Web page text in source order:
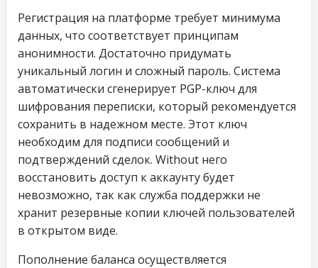
Регистрация на платформе требует минимума
данных, что соответствует принципам
анонимности. Достаточно придумать
уникальный логин и сложный пароль. Система
автоматически сгенерирует PGP-ключ для
шифрования переписки, который рекомендуется
сохранить в надежном месте. Этот ключ
необходим для подписи сообщений и
подтверждений сделок. Without него
восстановить доступ к аккаунту будет
невозможно, так как служба поддержки не
хранит резервные копии ключей пользователей
в открытом виде.
Пополнение баланса осуществляется